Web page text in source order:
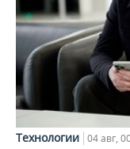
Технологии 04 авг,